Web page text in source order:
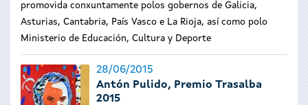
promovida conxuntamente polos gobernos de Galicia,
Asturias, Cantabria, País Vasco e La Rioja, así como polo
Ministerio de Educación, Cultura y Deporte
28/06/2015
Antón Pulido, Premio Trasalba
2015